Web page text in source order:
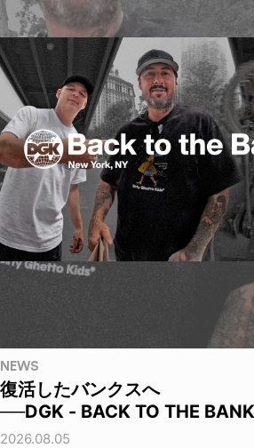
NEWS
復活したバンクスへ
──DGK - BACK TO THE
2026.08.05